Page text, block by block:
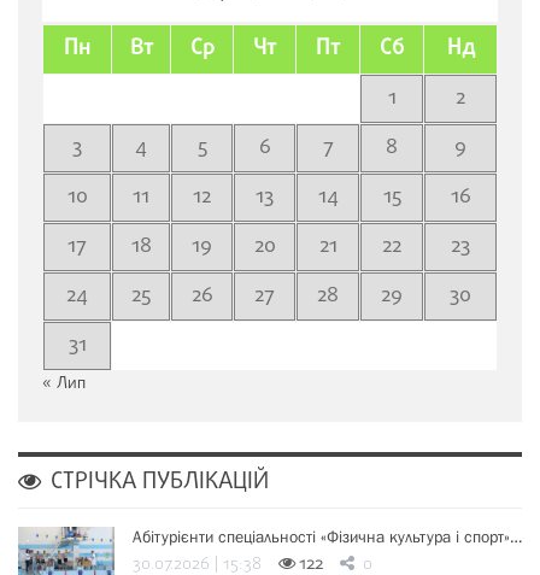
Пн Вт Ср Чт Пт Сб Нд
1
2
3
4 5 6 7 8
9
10
11 12 13 14 15
16
17
18 19 20 21 22
23
24
25 26 27 28 29
30
31
« Лип
СТРІЧКА ПУБЛІКАЦІЙ
Абітурієнти спеціальності «Фізична культура і спорт»…
30.07.2026 | 15:38 122 0